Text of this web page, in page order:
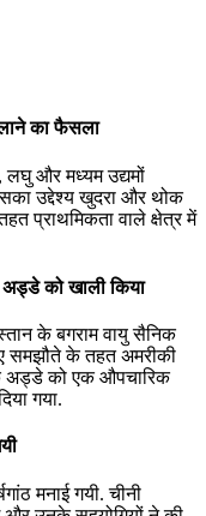
का फैसला
लघु और मध्यम उद्यमों
उद्देश्य खुदरा और थोक
प्राथमिकता वाले क्षेत्र में
को खाली किया
के बगराम वायु सैनिक
समझौते के तहत अमरीकी
अड्डे को एक औपचारिक
गया.
मनाई गयी. चीनी